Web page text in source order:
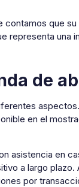
contamos que
representa una
de
en el
asistencia en
a largo plazo.
por